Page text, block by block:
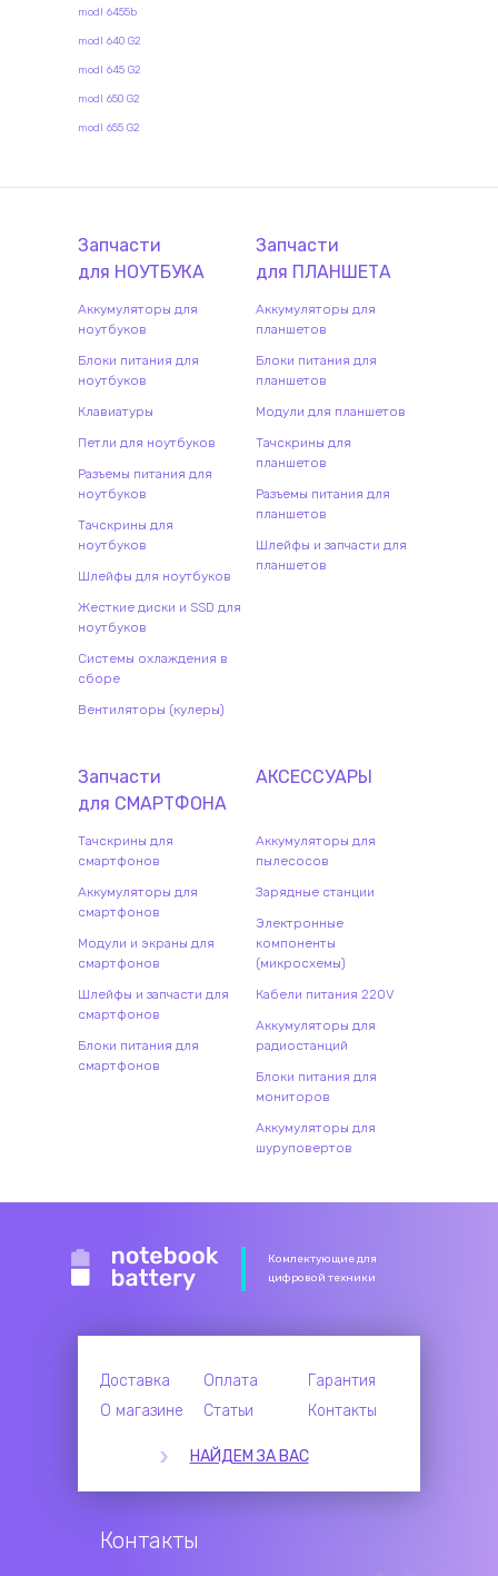
modl 6455b
modl 640 G2
modl 645 G2
modl 650 G2
modl 655 G2
Запчасти
для НОУТБУКА
Аккумуляторы для
ноутбуков
Блоки питания для
ноутбуков
Клавиатуры
Петли для ноутбуков
Разъемы питания для
ноутбуков
Тачскрины для
ноутбуков
Шлейфы для ноутбуков
Жесткие диски и SSD для
ноутбуков
Системы охлаждения в
сборе
Вентиляторы (кулеры)
Запчасти
для ПЛАНШЕТА
Аккумуляторы для
планшетов
Блоки питания для
планшетов
Модули для планшетов
Тачскрины для
планшетов
Разъемы питания для
планшетов
Шлейфы и запчасти для
планшетов
Запчасти
для СМАРТФОНА
Тачскрины для
смартфонов
Аккумуляторы для
смартфонов
Модули и экраны для
смартфонов
Шлейфы и запчасти для
смартфонов
Блоки питания для
смартфонов
АКСЕССУАРЫ
Аккумуляторы для
пылесосов
Зарядные станции
Электронные
компоненты
(микросхемы)
Кабели питания 220V
Аккумуляторы для
радиостанций
Блоки питания для
мониторов
Аккумуляторы для
шуруповертов
Комлектующие для
цифровой техники
Доставка Оплата
Гарантия
О магазине
Статьи Контакты
НАЙДЕМ ЗА ВАС
Контакты